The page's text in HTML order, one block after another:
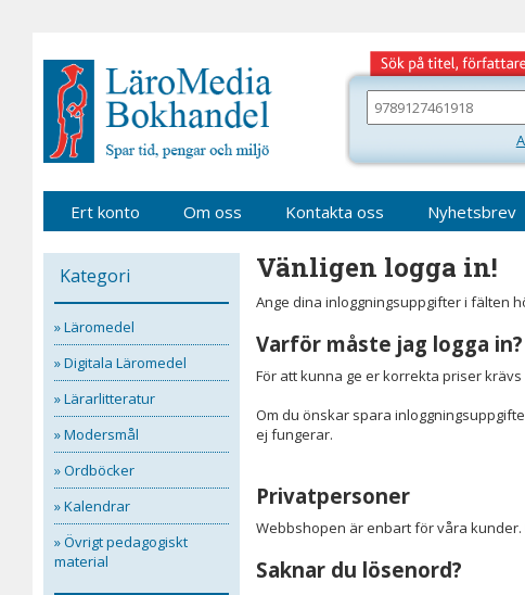
Sök
bland
våra
Ert konto Om oss Kontakta oss Nyhetsbrev
Kategori
» Läromedel
» Digitala Läromedel
» Lärarlitteratur
» Modersmål
» Ordböcker
» Kalendrar
» Övrigt pedagogiskt
material
Vänligen logga in!
Ange dina inloggningsuppgifter i fälten
Varför måste jag logga in?
För att kunna ge er korrekta priser
Om du önskar spara
ej fungerar.
Privatpersoner
Webbshopen är enbart för våra
Saknar du lösenord?